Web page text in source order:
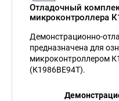
Отладочный
микроконтроллера
Демонстрационно-
предназначена для
микроконтроллером
(К1986ВЕ94Т).